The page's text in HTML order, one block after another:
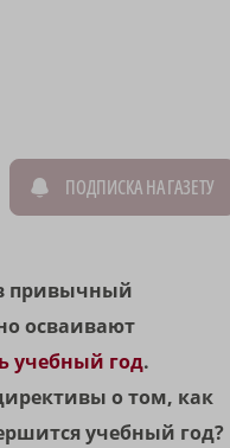
ПОДПИСКА НА ГАЗЕТУ
привычный
осваивают
учебный год.
о том, как
учебный год?